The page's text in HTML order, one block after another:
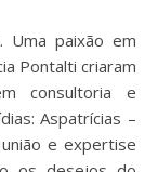
Pontalti criaram
consultoria e
Aspatrícias –
e expertise